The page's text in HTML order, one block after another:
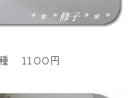
1100円